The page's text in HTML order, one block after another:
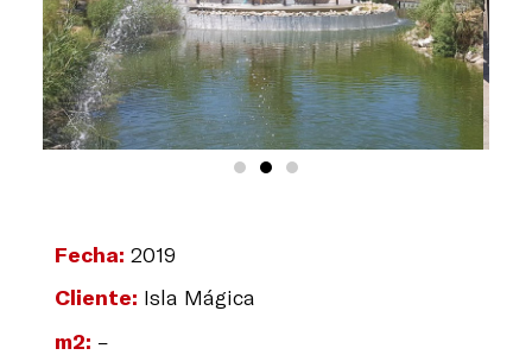
Fecha: 2019
Cliente: Isla Mágica
m2: –